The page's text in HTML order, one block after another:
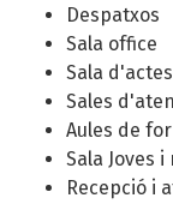
Despatxos
Sala office
Sala d'actes
Sales
Aules de
Sala Joves
Recepció i